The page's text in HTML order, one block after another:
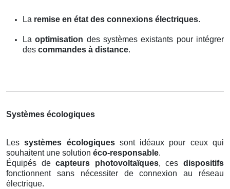
La remise en état des connexions électriques.
Laoptimisation des systèmes existants pour intégrer
des commandes à distance.
Systèmes écologiques
Lessystèmes écologiquessont idéaux pour ceux qui
souhaitent une solution éco-responsable.
Équipés decapteurs photovoltaïques, cesdispositifs
fonctionnent sans nécessiter de connexion au réseau
électrique.